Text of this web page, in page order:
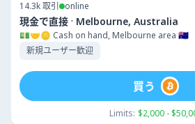
14.3k取引 online
現金で直接 · Melbourne, Australia
💵🤝🪙 Cash on hand, Melbourne area 🇦🇺
新規ユーザー歓迎
Limits: $2,000 -
買う